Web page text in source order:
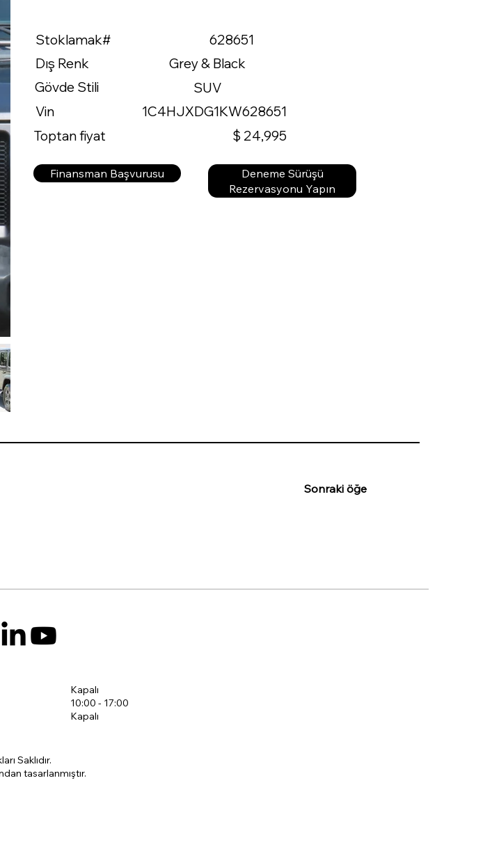
Sonraki öğe
Stoklamak#
628651
Dış Renk
Grey & Black
Gövde Stili
SUV
Vin
1C4HJXDG1KW628651
Toptan fiyat
$ 24,995
Finansman Başvurusu
Deneme Sürüşü
Rezervasyonu Yapın
Kapalı
10:00 - 17:00
Kapalı
Saklıdır.
tasarlanmıştır.